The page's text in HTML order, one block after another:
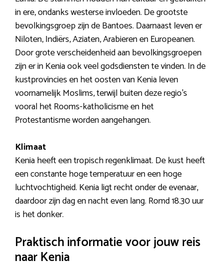
in ere, ondanks westerse invloeden. De grootste
bevolkingsgroep zijn de Bantoes. Daarnaast leven er
Niloten, Indiërs, Aziaten, Arabieren en Europeanen.
Door grote verscheidenheid aan bevolkingsgroepen
zijn er in Kenia ook veel godsdiensten te vinden. In de
kustprovincies en het oosten van Kenia leven
voornamelijk Moslims, terwijl buiten deze regio’s
vooral het Rooms-katholicisme en het
Protestantisme worden aangehangen.
Klimaat
Kenia heeft een tropisch regenklimaat. De kust heeft
een constante hoge temperatuur en een hoge
luchtvochtigheid. Kenia ligt recht onder de evenaar,
daardoor zijn dag en nacht even lang. Romd 18.30 uur
is het donker.
Praktisch informatie voor jouw reis
naar Kenia